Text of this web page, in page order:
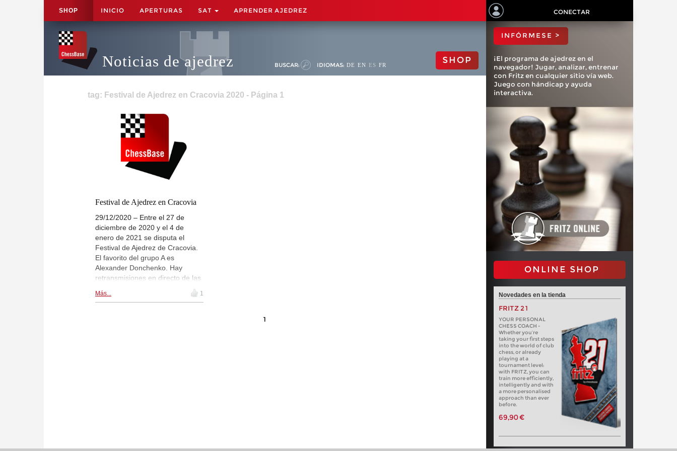
SHOP INICIO APERTURAS SAT APRENDER AJEDREZ CONECTAR
Noticias de ajedrez BUSCAR: IDIOMAS: DE EN ES FR SHOP
tag: Festival de Ajedrez en Cracovia 2020 - Página 1
Festival de Ajedrez en Cracovia
29/12/2020 – Entre el 27 de
diciembre de 2020 y el 4 de
enero de 2021 se disputa el
Festival de Ajedrez de Cracovia.
El favorito del grupo A es
Alexander Donchenko. Hay
retransmisiones en directo de las
grupo B
aquí y dentro de la noticia. | Logo
Más... 1
1
ChessBase?
INFÓRMESE >
¡El programa de ajedrez en el
navegador! Jugar, analizar, entrenar
con Fritz en cualquier sitio vía web.
Juego con hándicap y ayuda
interactiva.
ONLINE SHOP
Novedades en la tienda
FRITZ 21
YOUR PERSONAL
CHESS COACH -
Whether you’re
taking your first steps
into the world of club
chess, or already
playing at a
tournament level:
with FRITZ, you can
train more efficiently,
intelligently and with
a more personalised
approach than ever
before.
69,90 €